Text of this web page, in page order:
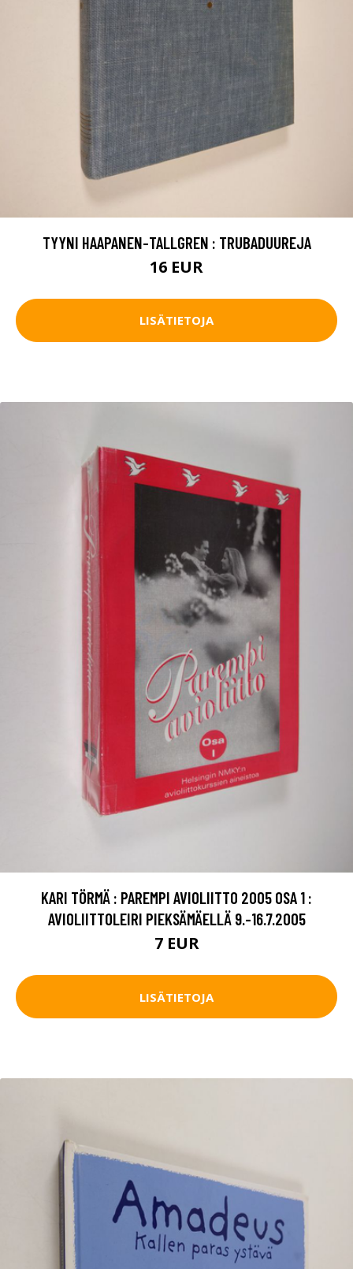
TYYNI HAAPANEN-TALLGREN : TRUBADUUREJA
16 EUR
LISÄTIETOJA
KARI TÖRMÄ : PAREMPI AVIOLIITTO 2005 OSA 1 :
AVIOLIITTOLEIRI PIEKSÄMÄELLÄ 9.-16.7.2005
7 EUR
LISÄTIETOJA